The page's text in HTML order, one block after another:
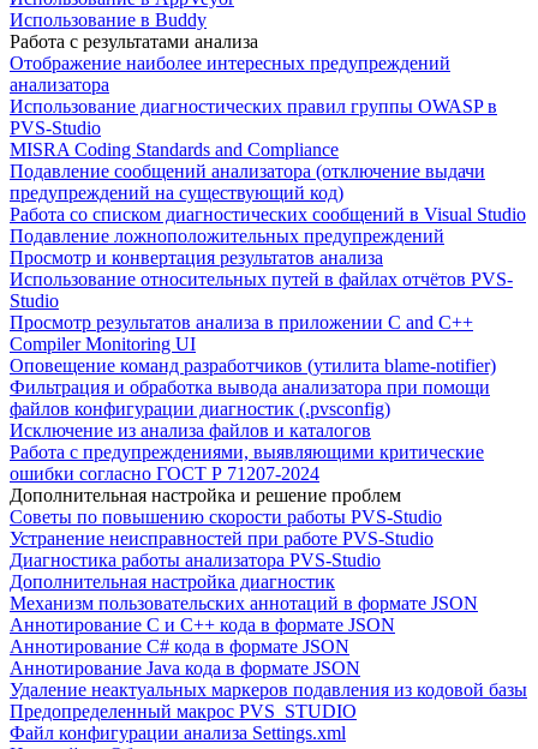
Использование в Buddy
Работа с результатами анализа
Отображение наиболее интересных предупреждений
анализатора
Использование диагностических правил группы OWASP в
PVS-Studio
MISRA Coding Standards and Compliance
Подавление сообщений анализатора (отключение выдачи
предупреждений на существующий код)
Работа со списком диагностических сообщений в Visual Studio
Подавление ложноположительных предупреждений
Просмотр и конвертация результатов анализа
Использование относительных путей в файлах отчётов PVS-
Studio
Просмотр результатов анализа в приложении C and C++
Compiler Monitoring UI
Оповещение команд разработчиков (утилита blame-notifier)
Фильтрация и обработка вывода анализатора при помощи
файлов конфигурации диагностик (.pvsconfig)
Исключение из анализа файлов и каталогов
Работа с предупреждениями, выявляющими критические
ошибки согласно ГОСТ Р 71207-2024
Дополнительная настройка и решение проблем
Советы по повышению скорости работы PVS-Studio
Устранение неисправностей при работе PVS-Studio
Диагностика работы анализатора PVS-Studio
Дополнительная настройка диагностик
Механизм пользовательских аннотаций в формате JSON
Аннотирование C и C++ кода в формате JSON
Аннотирование C# кода в формате JSON
Аннотирование Java кода в формате JSON
Удаление неактуальных маркеров подавления из кодовой базы
Предопределенный макрос PVS_STUDIO
Файл конфигурации анализа Settings.xml